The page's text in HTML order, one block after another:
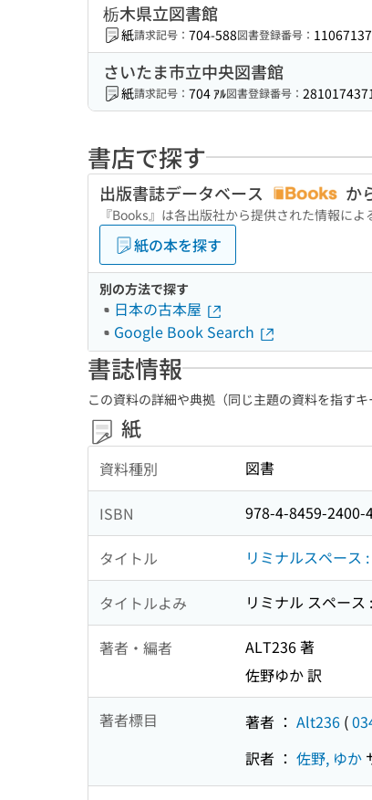
栃木県立図書館
紙請求記号： 704-588図書登録番号：
さいたま市立中央図書館
紙請求記号： 704 ｱﾙ図書登録番号：
書店で探す
出版書誌データベース か
『Books』は各出版社から提供された情報に
紙の本を探す
別の方法で探す
日本の古本屋
Google Book Search
書誌情報
この資料の詳細や典拠（同じ主題の資料を指す
紙
資料種別 図書
ISBN 978-4-8459-2400-
タイトル リミナルスペース
タイトルよみ リミナル スペー
著者・編者
ALT236 著
佐野ゆか 訳
著者標目 著者 ： Alt236 (
訳者 ： 佐野, ゆか